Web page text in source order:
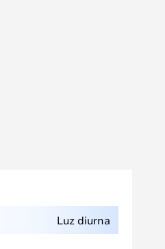
Luz diurna